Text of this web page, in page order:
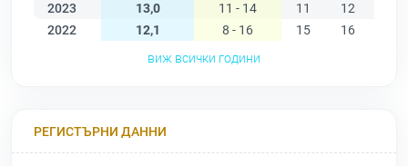
2023
13,0 11 - 14 11 12
2022
12,1 8 - 16 15 16
виж всички години
РЕГИСТЪРНИ ДАННИ